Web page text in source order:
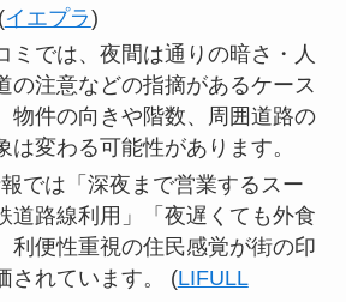
イエプラ)
ミでは、夜間は通りの暗さ・人
の注意などの指摘があるケース
物件の向きや階数、周囲道路の
は変わる可能性があります。
では「深夜まで営業するスー
道路線利用」「夜遅くても外食
利便性重視の住民感覚が街の印
されています。 (LIFULL